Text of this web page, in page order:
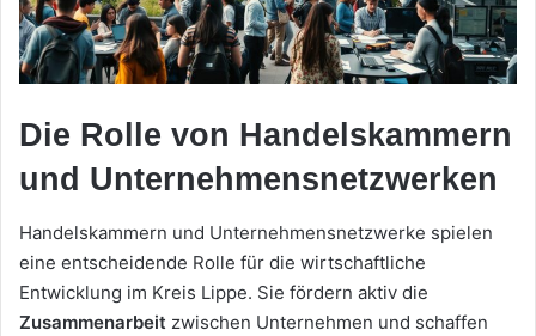
Die Rolle von Handelskammern
und Unternehmensnetzwerken
Handelskammern und Unternehmensnetzwerke spielen
eine entscheidende Rolle für die wirtschaftliche
Entwicklung im Kreis Lippe. Sie fördern aktiv die
Zusammenarbeit zwischen Unternehmen und schaffen